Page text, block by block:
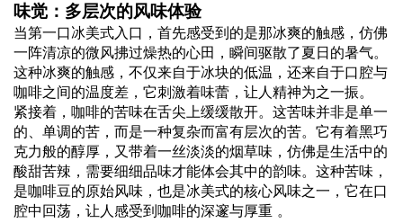
味觉：多层次的风味体验
当第一口冰美式入口，首先感受到的是那冰爽的触感，仿佛
一阵清凉的微风拂过燥热的心田，瞬间驱散了夏日的暑气。
这种冰爽的触感，不仅来自于冰块的低温，还来自于口腔与
咖啡之间的温度差，它刺激着味蕾，让人精神为之一振。
紧接着，咖啡的苦味在舌尖上缓缓散开。这苦味并非是单一
的、单调的苦，而是一种复杂而富有层次的苦。它有着黑巧
克力般的醇厚，又带着一丝淡淡的烟草味，仿佛是生活中的
酸甜苦辣，需要细细品味才能体会其中的韵味。这种苦味，
是咖啡豆的原始风味，也是冰美式的核心风味之一，它在口
腔中回荡，让人感受到咖啡的深邃与厚重 。